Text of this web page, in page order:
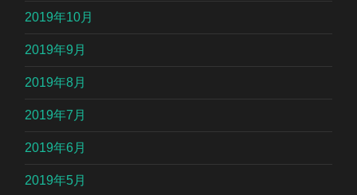
2019年10月
2019年9月
2019年8月
2019年7月
2019年6月
2019年5月